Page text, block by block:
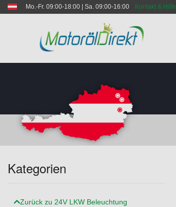
Mo.-Fr. 09:00-18:00 | Sa. 09:00-16:00 Kontakt & Hilfe
Kategorien
Zurück zu 24V LKW Beleuchtung